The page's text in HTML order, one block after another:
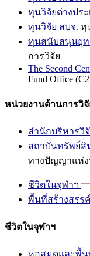
ทุนวิจัยต่างประ
ทุนวิจัย สบจ. ทุ
ทุนสนับสนุนยุท
การวิจัย
The Second
Fund Office
หน่วยงานด้านการวิ
สำนักบริหารวิ
สถาบันทรัพย์
ทางปัญญาแห่ง
ชีวิตในจุฬาฯ
พื้นที่สร้างสรรค์
ชีวิตในจุฬาฯ
หอสมุดและพื้น